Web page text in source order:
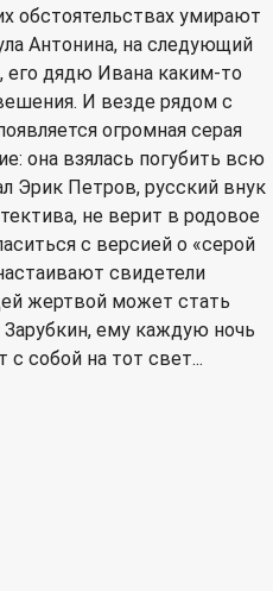
обстоятельствах умирают
Антонина, на следующий
его дядю Ивана каким-то
И везде рядом с
огромная серая
она взялась погубить всю
Петров, русский внук
не верит в родовое
с версией о «серой
свидетели
жертвой может стать
ему каждую ночь
с собой на тот свет...